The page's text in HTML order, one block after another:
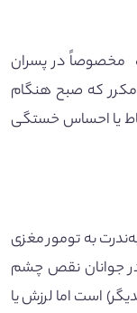
مخصوصاً در پسران
مکرر که صبح هنگام
یا احساس خستگی
به تومور مغزی
جوانان نقص چشم
است اما لرزش یا